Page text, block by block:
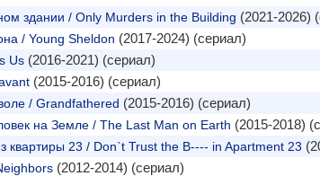
здании / Only Murders in the Building (2021-2026)
/ Young Sheldon (2017-2024) (сериал)
Us(2016-2021) (сериал)
(2015-2016) (сериал)
/ Grandfathered (2015-2016) (сериал)
на Земле / The Last Man on Earth (2015-2018)
квартиры 23 / Don`t Trust the B---- in Apartment 23
(2012-2014) (сериал)